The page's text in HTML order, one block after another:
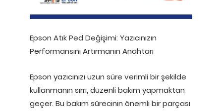
Epson Atık Ped Değişimi: Yazıcınızın
Performansını Artırmanın Anahtarı
Epson yazıcınızı uzun süre verimli bir şekilde
kullanmanın sırrı, düzenli bakım yapmaktan
geçer. Bu bakım sürecinin önemli bir parçası